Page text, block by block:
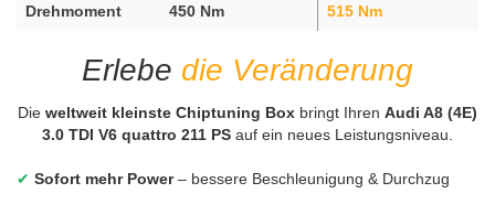
Drehmoment 450 Nm 515 Nm
Erlebe die Veränderung
Die weltweit kleinste Chiptuning Box bringt Ihren Audi A8 (4E)
3.0 TDI V6 quattro 211 PS auf ein neues Leistungsniveau.
✔ Sofort mehr Power– bessere Beschleunigung & Durchzug